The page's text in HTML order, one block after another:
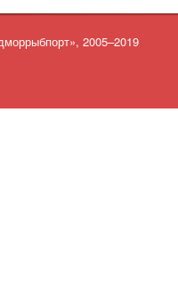
2005–2019